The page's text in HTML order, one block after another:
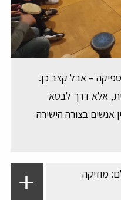
– אבל קצב כן.
אלא דרך לבטא
אנשים בצורה הישירה
מוזיקה